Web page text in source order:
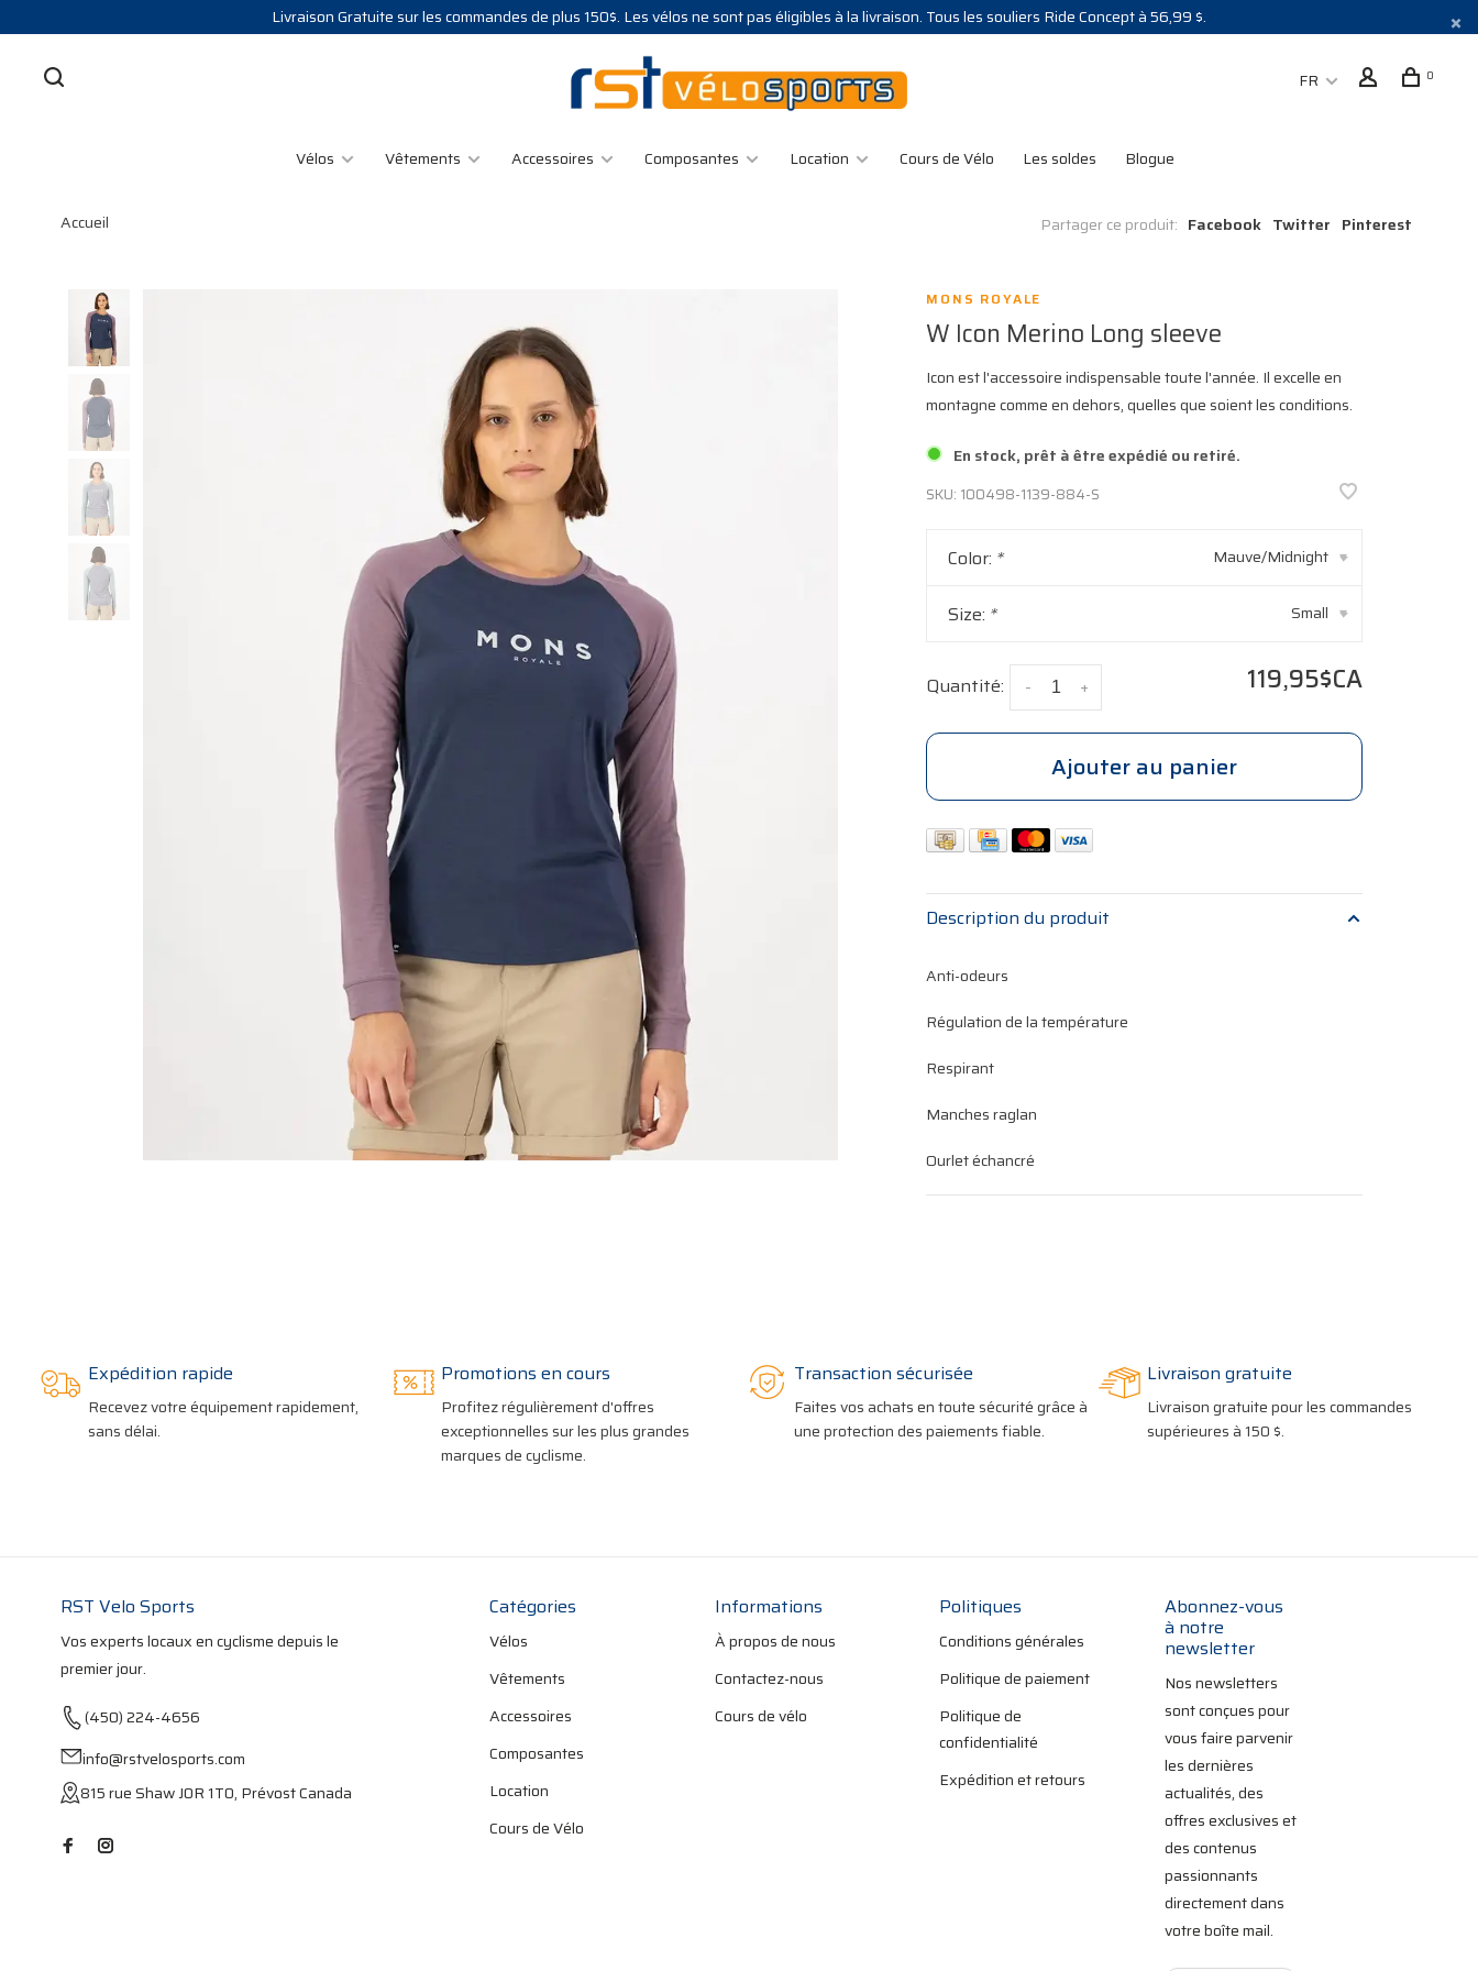
Livraison Gratuite sur les commandes de plus 150$. Les vélos ne sont pas éligibles à la livraison. Tous les souliers Ride Concept à 56,99 $.
FR 0
Vélos Vêtements Accessoires Composantes Location Cours de Vélo Les soldes Blogue
Accueil Partager ce produit: Facebook Twitter Pinterest
MONS ROYALE
W Icon Merino Long sleeve
Icon est l'accessoire indispensable toute l'année. Il excelle en
montagne comme en dehors, quelles que soient les conditions.
En stock, prêt à être expédié ou retiré.
SKU: 100498-1139-884-S
Color: * Mauve/Midnight ▾
Size: * Small ▾
Quantité: +
- 119,95$CA
Ajouter au panier
Description du produit
Anti-odeurs
Régulation de la température
Respirant
Manches raglan
Ourlet échancré
Expédition rapide
Recevez votre équipement rapidement,
sans délai.
Promotions en cours
Profitez régulièrement d'offres
exceptionnelles sur les plus grandes
marques de cyclisme.
Transaction sécurisée
Faites vos achats en toute sécurité grâce à
une protection des paiements fiable.
Livraison gratuite
Livraison gratuite pour les commandes
supérieures à 150 $.
RST Velo Sports
Vos experts locaux en cyclisme depuis le
premier jour.
(450) 224-4656
info@rstvelosports.com
815 rue Shaw J0R 1T0, Prévost Canada
Catégories
Vélos
Vêtements
Accessoires
Composantes
Location
Cours de Vélo
Informations
À propos de nous
Contactez-nous
Cours de vélo
Politiques
Conditions générales
Politique de paiement
Politique de
confidentialité
Expédition et retours
Abonnez-vous
à notre
newsletter
Nos newsletters
sont conçues pour
vous faire parvenir
les dernières
actualités, des
offres exclusives et
des contenus
passionnants
directement dans
votre boîte mail.